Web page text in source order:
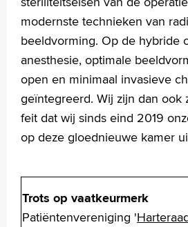
modernste technieken van
beeldvorming. Op de hybride
anesthesie, optimale
open en minimaal invasieve
geïntegreerd. Wij zijn dan ook
feit dat wij sinds eind 2019
op deze gloednieuwe kamer
Trots op vaatkeurmerk
Patiëntenvereniging '